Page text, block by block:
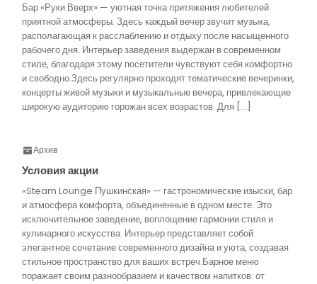
Бар «Руки Вверх» — уютная точка притяжения любителей
приятной атмосферы. Здесь каждый вечер звучит музыка,
располагающая к расслаблению и отдыху после насыщенного
рабочего дня. Интерьер заведения выдержан в современном
стиле, благодаря этому посетители чувствуют себя комфортно
и свободно.Здесь регулярно проходят тематические вечеринки,
концерты живой музыки и музыкальные вечера, привлекающие
широкую аудиторию горожан всех возрастов. Для […]
Архив
Условия акции
«Steam Lounge Пушкинская» — гастрономические изыски, бар
и атмосфера комфорта, объединенные в одном месте. Это
исключительное заведение, воплощение гармонии стиля и
кулинарного искусства. Интерьер представляет собой
элегантное сочетание современного дизайна и уюта, создавая
стильное пространство для ваших встреч.Барное меню
поражает своим разнообразием и качеством напитков: от